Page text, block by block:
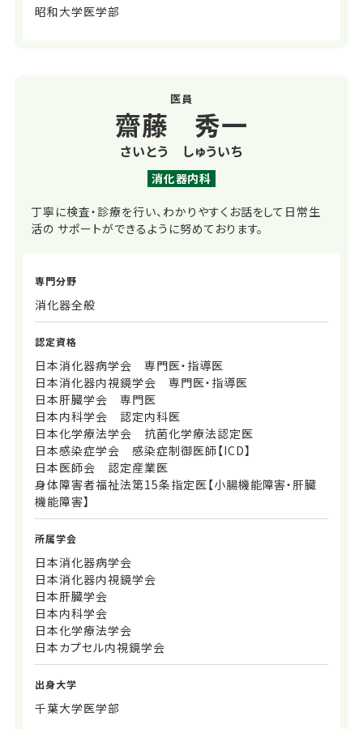
昭和大学医学部
医員
齋藤 秀一
さいとう しゅういち
消化器内科
丁寧に検査・診療を行い、わかりやすくお話をして日常生
活の サポートができるように努めております。
専門分野
消化器全般
認定資格
日本消化器病学会 専門医・指導医
日本消化器内視鏡学会 専門医・指導医
日本肝臓学会 専門医
日本内科学会 認定内科医
日本化学療法学会 抗菌化学療法認定医
日本感染症学会 感染症制御医師【ICD】
日本医師会 認定産業医
身体障害者福祉法第15条指定医【小腸機能障害・肝臓
機能障害】
所属学会
日本消化器病学会
日本消化器内視鏡学会
日本肝臓学会
日本内科学会
日本化学療法学会
日本カプセル内視鏡学会
出身大学
千葉大学医学部